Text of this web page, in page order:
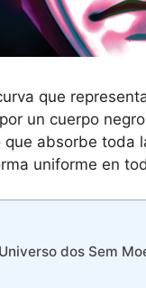
que
un cuerpo
absorbe toda
uniforme en
dos Sem